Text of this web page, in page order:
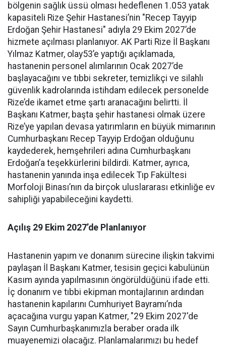
bölgenin sağlık üssü olması hedeflenen 1.053 yatak
kapasiteli Rize Şehir Hastanesi’nin "Recep Tayyip
Erdoğan Şehir Hastanesi" adıyla 29 Ekim 2027’de
hizmete açılması planlanıyor. AK Parti Rize İl Başkanı
Yılmaz Katmer, olay53’e yaptığı açıklamada,
hastanenin personel alımlarının Ocak 2027’de
başlayacağını ve tıbbi sekreter, temizlikçi ve silahlı
güvenlik kadrolarında istihdam edilecek personelde
Rize’de ikamet etme şartı aranacağını belirtti. İl
Başkanı Katmer, başta şehir hastanesi olmak üzere
Rize’ye yapılan devasa yatırımların en büyük mimarının
Cumhurbaşkanı Recep Tayyip Erdoğan olduğunu
kaydederek, hemşehrileri adına Cumhurbaşkanı
Erdoğan’a teşekkürlerini bildirdi. Katmer, ayrıca,
hastanenin yanında inşa edilecek Tıp Fakültesi
Morfoloji Binası’nın da birçok uluslararası etkinliğe ev
sahipliği yapabileceğini kaydetti.
Açılış 29 Ekim 2027’de Planlanıyor
Hastanenin yapım ve donanım sürecine ilişkin takvimi
paylaşan İl Başkanı Katmer, tesisin geçici kabulünün
Kasım ayında yapılmasının öngörüldüğünü ifade etti.
İç donanım ve tıbbi ekipman montajlarının ardından
hastanenin kapılarını Cumhuriyet Bayramı’nda
açacağına vurgu yapan Katmer, "29 Ekim 2027'de
Sayın Cumhurbaşkanımızla beraber orada ilk
muayenemizi olacağız. Planlamalarımızı bu hedef